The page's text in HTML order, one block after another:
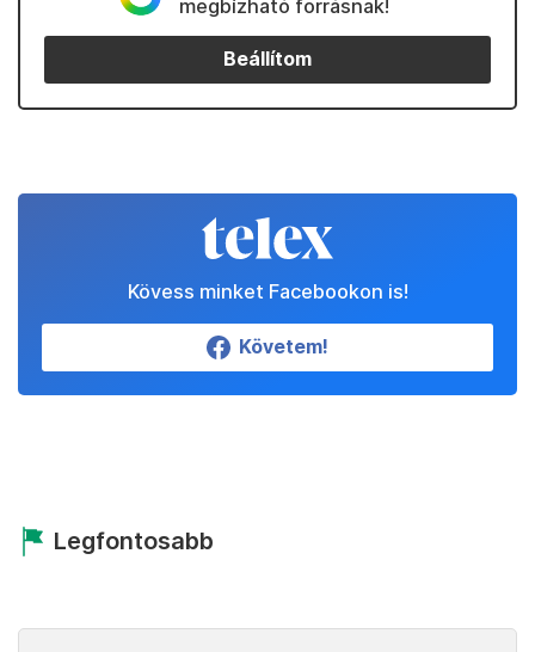
megbízható forrásnak!
Beállítom
Kövess minket Facebookon is!
Követem!
Legfontosabb